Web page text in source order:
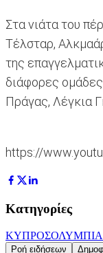
Στα νιάτα του
Τέλσταρ,
της
διάφορες
Πράγας, Λέγκια
https://
Κατηγορίες
ΚΥΠΡΟΣ
Ροή ειδήσεων